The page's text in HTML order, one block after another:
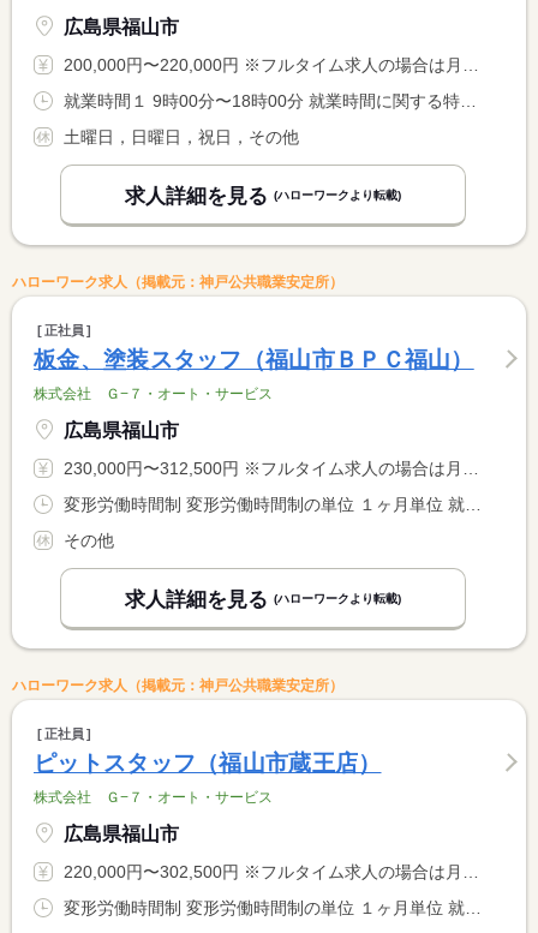
広島県福山市
200,000円〜220,000円 ※フルタイム求人の場合は月額（換算額）、パート求人の場合は時間額を表示しています。
土曜日，日曜日，祝日，その他
求人詳細を見る (ハローワークより転載)
ハローワーク求人（掲載元：神戸公共職業安定所）
正社員
板金、塗装スタッフ（福山市ＢＰＣ福山）
株式会社 Ｇ−７・オート・サービス
広島県福山市
230,000円〜312,500円 ※フルタイム求人の場合は月額（換算額）、パート求人の場合は時間額を表示しています。
その他
求人詳細を見る (ハローワークより転載)
ハローワーク求人（掲載元：神戸公共職業安定所）
正社員
ピットスタッフ（福山市蔵王店）
株式会社 Ｇ−７・オート・サービス
広島県福山市
220,000円〜302,500円 ※フルタイム求人の場合は月額（換算額）、パート求人の場合は時間額を表示しています。